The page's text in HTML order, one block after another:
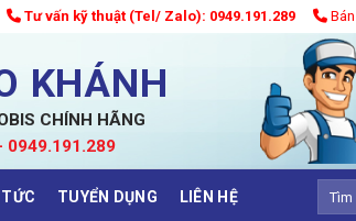
Tư vấn kỹ thuật (Tel/ Zalo): 0949.191.289 Bán
KHÁNH
CHÍNH HÃNG
0949.191.289
TUYỂN DỤNG LIÊN HỆ
Tìm